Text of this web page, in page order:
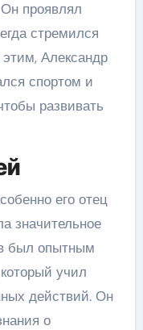
проявлял
стремился
Александр
спортом и
развивать
его отец
значительное
был опытным
учил
действий. Он
о